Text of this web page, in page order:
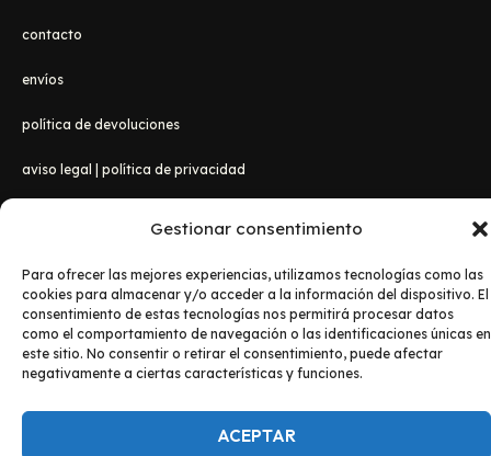
Gestionar consentimiento
Para ofrecer las mejores experiencias, utilizamos tecnologías como las
cookies para almacenar y/o acceder a la información del dispositivo. El
consentimiento de estas tecnologías nos permitirá procesar datos
como el comportamiento de navegación o las identificaciones únicas en
este sitio. No consentir o retirar el consentimiento, puede afectar
negativamente a ciertas características y funciones.
ACEPTAR
contacto
envíos
política de devoluciones
aviso legal política de privacidad
Copyright © 2026 Lanzadanosa Camisetas